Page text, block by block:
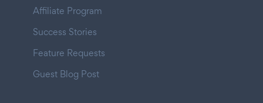
Affiliate Program
Success Stories
Feature Requests
Guest Blog Post